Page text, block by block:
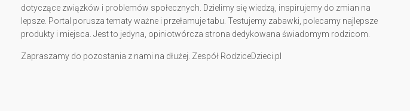
dotyczące związków i problemów społecznych. Dzielimy się wiedzą, inspirujemy do zmian na
lepsze. Portal porusza tematy ważne i przełamuje tabu. Testujemy zabawki, polecamy najlepsze
produkty i miejsca. Jest to jedyna, opiniotwórcza strona dedykowana świadomym rodzicom.
Zapraszamy do pozostania z nami na dłużej. Zespół RodziceDzieci.pl